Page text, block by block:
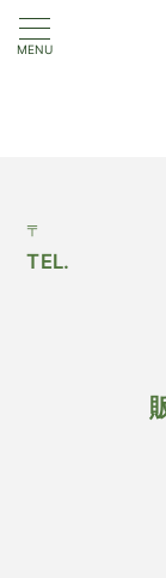
MENU
〒
TEL.